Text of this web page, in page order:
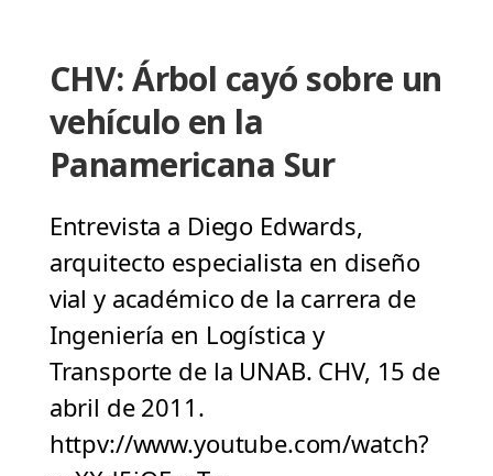
CHV: Árbol cayó sobre un
vehículo en la
Panamericana Sur
Entrevista a Diego Edwards,
arquitecto especialista en diseño
vial y académico de la carrera de
Ingeniería en Logística y
Transporte de la UNAB. CHV, 15 de
abril de 2011.
httpv://www.youtube.com/watch?